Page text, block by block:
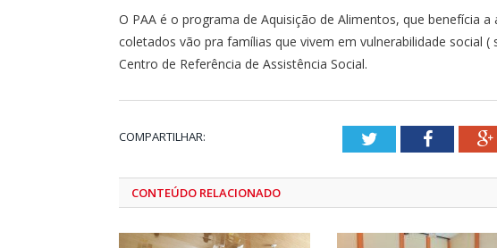
O PAA é o programa de Aquisição de Alimentos, que benefícia
coletados vão pra famílias que vivem em vulnerabilidade social
Centro de Referência de Assistência Social.
COMPARTILHAR: TwitterFacebook
CONTEÚDO RELACIONADO